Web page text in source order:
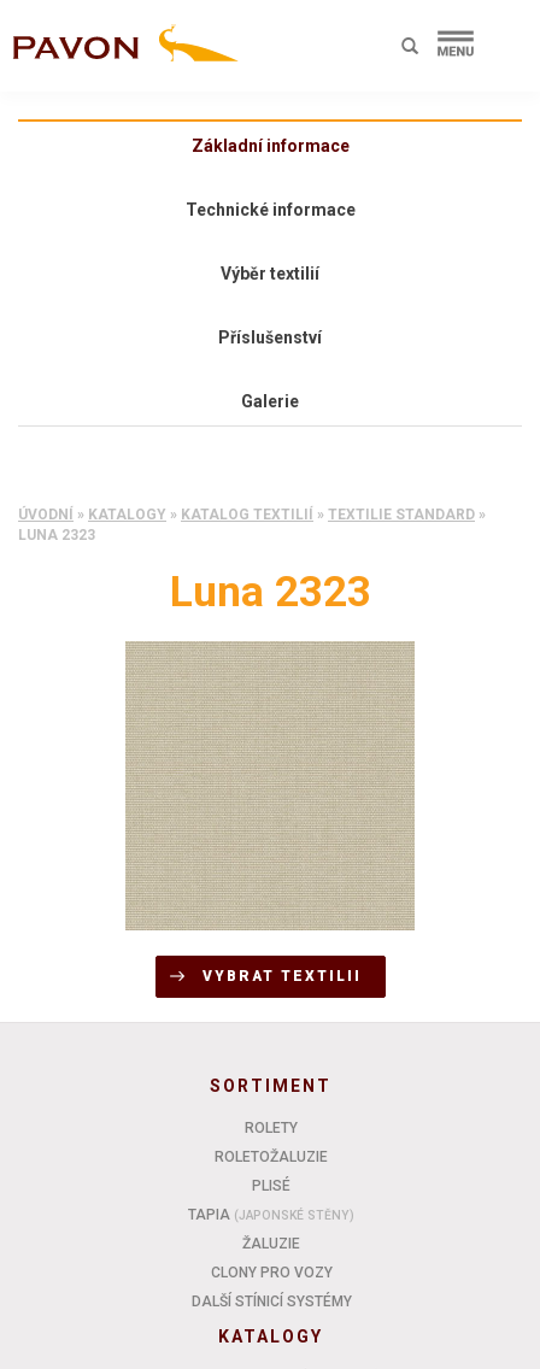
Základní informace
Technické informace
Výběr textilií
Příslušenství
Galerie
ÚVODNÍ » KATALOGY » KATALOG TEXTILIÍ » TEXTILIE STANDARD »
LUNA 2323
Luna 2323
VYBRAT TEXTILII
SORTIMENT
ROLETY
ROLETOŽALUZIE
PLISÉ
TAPIA (JAPONSKÉ STĚNY)
ŽALUZIE
CLONY PRO VOZY
DALŠÍ STÍNICÍ SYSTÉMY
KATALOGY